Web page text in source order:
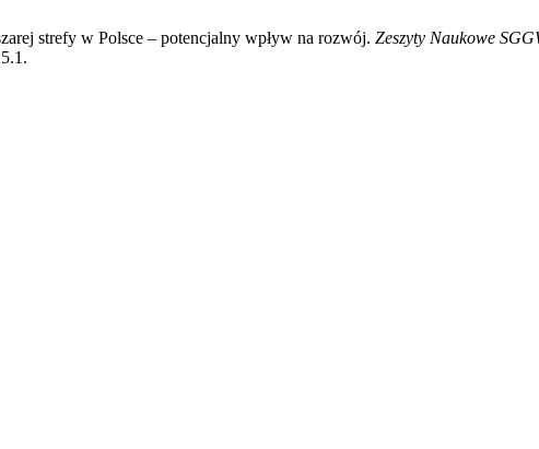
strefy w Polsce – potencjalny wpływ na rozwój. Zeszyty Naukowe